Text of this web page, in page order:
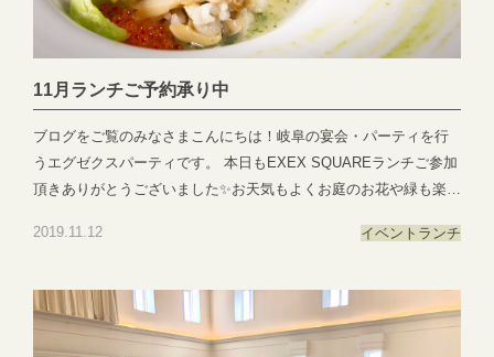
市日置江343-1エグゼクススクエア：岐阜県岐阜市鷺山新町2-1 ▼
お問い合わせhttps://exexparty.jp/contact/▼各会場へのアクセス
●―○―●―○―●―○―●―○―●―○―●―○―●―○―●
11月ランチご予約承り中
ブログをご覧のみなさまこんにちは！岐阜の宴会・パーティを行
うエグゼクスパーティです。 本日もEXEX SQUAREランチご参加
頂きありがとうございました✨お天気もよくお庭のお花や緑も楽し
ございますのでこちらもオススメです☀️ 残り、11月18、19、25、
用くださいませ🎶 ご予約お待ちしております☎️ 詳細はこちらをク
リッ
ク！ ●―○―●―○―●―○―●―○―●―○―●―○―●―○―●EXEX
2019.11.12 イベント ランチ